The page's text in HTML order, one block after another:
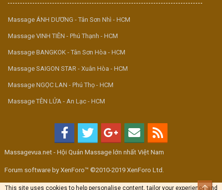
Massage ÁNH DƯƠNG - Tân Sơn Nhì - HCM
Massage VINH TIÊN - Phú Thạnh - HCM
Massage BANGKOK - Tân Sơn Hòa - HCM
Massage SAIGON STAR - Xuân Hòa - HCM
Massage NGỌC LAN - Phú Thọ - HCM
Massage TÊN LỬA - An Lạc - HCM
Massagevua.net - Hội Quán Massage lớn nhất Việt Nam
Forum software by XenForo™ ©2010-2019 XenForo Ltd.
This site uses cookies to help personalise content, tailor your experience and
Top